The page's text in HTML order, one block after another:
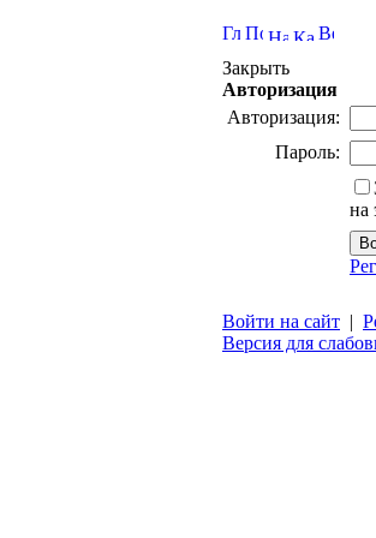
Закрыть
Авторизация
Авторизация:
Пароль:
на
Войти на сайт |
Версия для